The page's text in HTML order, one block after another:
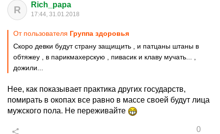
R Rich_papa
17:44, 31.01.2018
От пользователя Группа здоровья
Скоро девки будут страну защищить , и патцаны штаны в
обтяжеу , в парикмахерскую , пивасик и клаву мучать... ,
дожили...
Нее, как показывает практика других государств,
помирать в окопах все равно в массе своей будут лица
мужского пола. Не переживайте
0